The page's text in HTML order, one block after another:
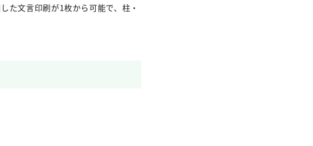
た文言印刷が1枚から可能で、柱・